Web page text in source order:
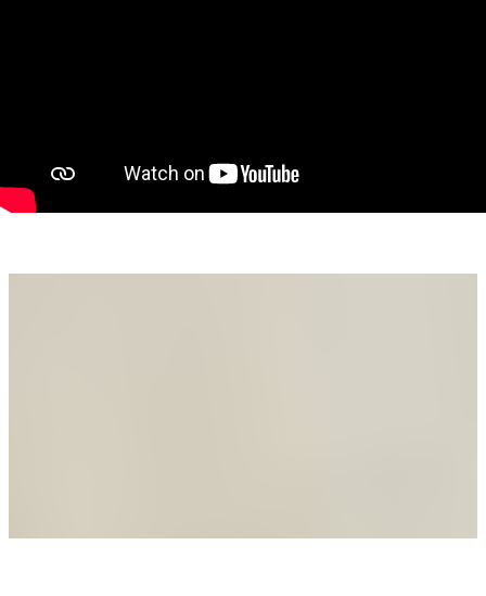
CP2332669